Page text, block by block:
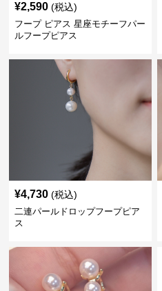
¥2,590 (税込)
フープ ピアス 星座モチーフパー
ルフープピアス
¥4,730 (税込)
二連パールドロップフープピア
ス